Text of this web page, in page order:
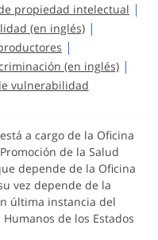
propiedad intelectual
(en inglés)
(en inglés)
vulnerabilidad
a cargo de la Oficina
de la Salud
depende de la Oficina
vez depende de la
última instancia del
de los Estados